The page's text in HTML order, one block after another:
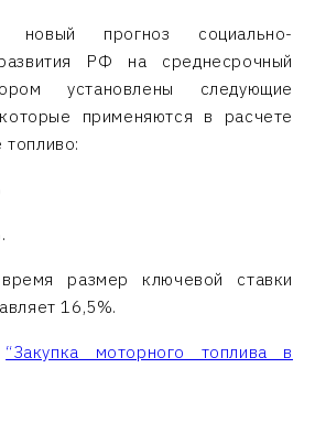
новый прогноз социально-
РФ на среднесрочный
установлены следующие
применяются в расчете
размер ключевой ставки
16,5%.
“Закупка моторного топлива в